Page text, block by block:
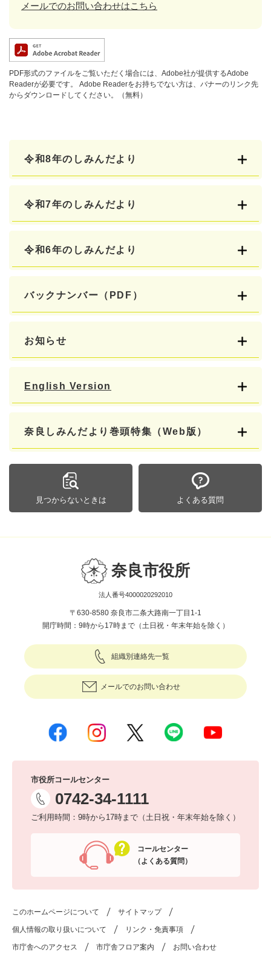
メールでのお問い合わせはこちら
PDF形式のファイルをご覧いただく場合には、Adobe社が提供するAdobe
Readerが必要です。
Adobe Readerをお持ちでない方は、バナーのリンク先
からダウンロードしてください。（無料）
令和8年のしみんだより
令和7年のしみんだより
令和6年のしみんだより
バックナンバー（PDF）
お知らせ
English Version
奈良しみんだより巻頭特集（Web版）
見つからないときは よくある質問
奈良市役所
法人番号4000020292010
〒630-8580 奈良市二条大路南一丁目1-1
開庁時間：9時から17時まで（土日祝・年末年始を除く）
組織別連絡先一覧
メールでのお問い合わせ
市役所コールセンター
0742-34-1111
ご利用時間：9時から17時まで（土日祝・年末年始を除く）
コールセンター
（よくある質問）
このホームページについて サイトマップ
個人情報の取り扱いについて リンク・免責事項
市庁舎へのアクセス 市庁舎フロア案内 お問い合わせ